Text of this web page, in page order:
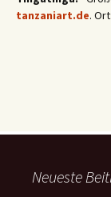
tanzaniart.de.
Neueste